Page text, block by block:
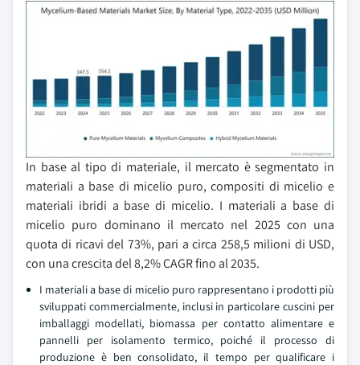
In base al tipo di materiale, il mercato è segmentato in
materiali a base di micelio puro, compositi di micelio e
materiali ibridi a base di micelio. I materiali a base di
micelio puro dominano il mercato nel 2025 con una
quota di ricavi del 73%, pari a circa 258,5 milioni di USD,
con una crescita del 8,2% CAGR fino al 2035.
I materiali a base di micelio puro rappresentano i prodotti più
sviluppati commercialmente, inclusi in particolare cuscini per
imballaggi modellati, biomassa per contatto alimentare e
pannelli per isolamento termico, poiché il processo di
produzione è ben consolidato, il tempo per qualificare i